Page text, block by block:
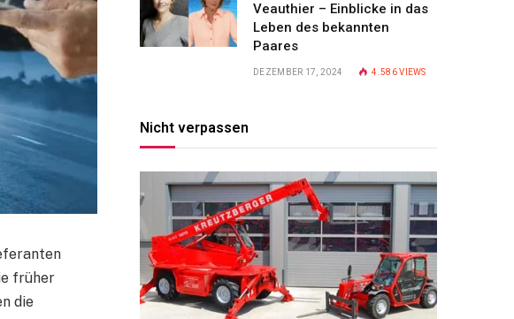
früher
die
Veauthier – Einblicke in das
Leben des bekannten
Paares
DEZEMBER 17, 2024 4.586VIEWS
Nicht verpassen